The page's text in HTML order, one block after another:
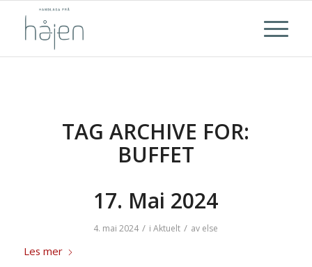
TAG ARCHIVE FOR:
BUFFET
17. Mai 2024
4. mai 2024 / iAktuelt / av else
Les mer